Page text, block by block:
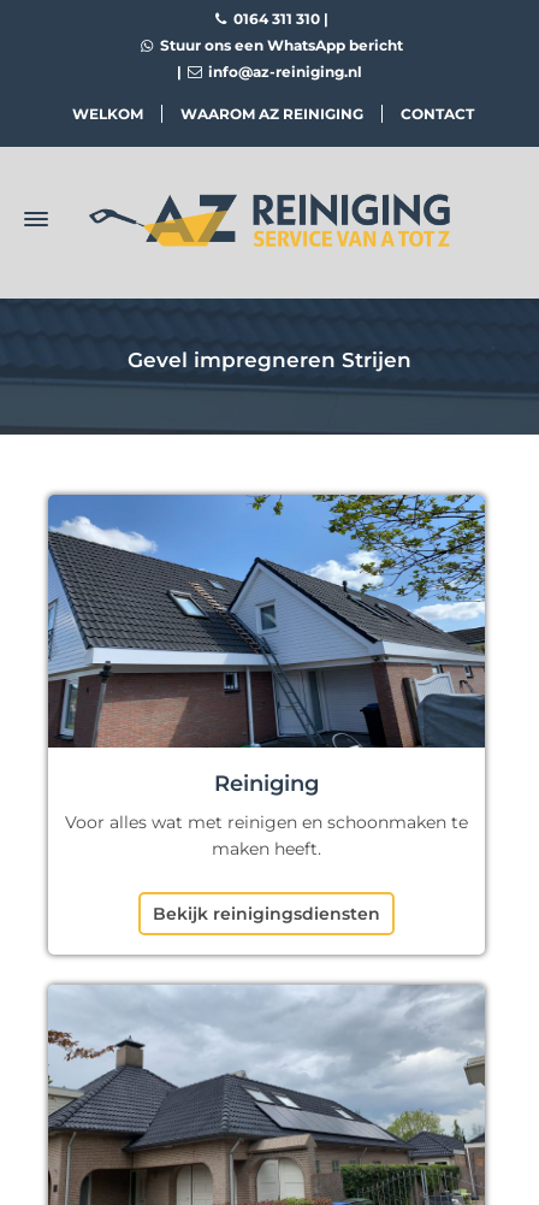
0164 311 310 |
Stuur ons een WhatsApp bericht
|
info@az-reiniging.nl
WELKOM WAAROM AZ REINIGING CONTACT
Gevel impregneren Strijen
Reiniging
Voor alles wat met reinigen en schoonmaken te
maken heeft.
Bekijk reinigingsdiensten